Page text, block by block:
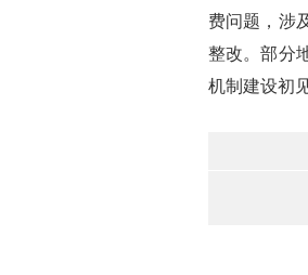
费问题，涉
整改。部分
机制建设初